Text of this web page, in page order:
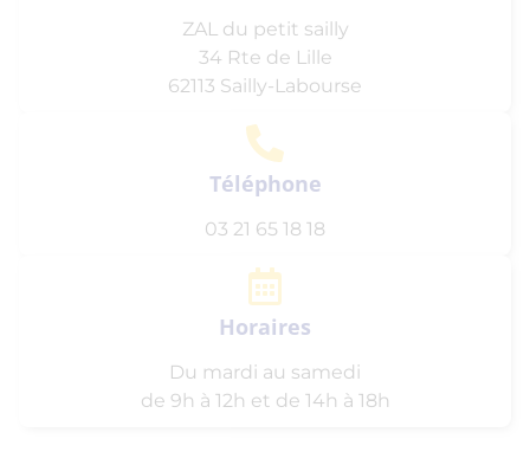
ZAL du petit sailly
34 Rte de Lille
62113 Sailly-Labourse
Téléphone
03 21 65 18 18
Horaires
Du mardi au samedi
de 9h à 12h et de 14h à 18h